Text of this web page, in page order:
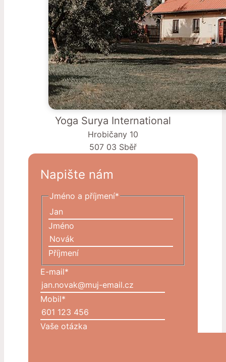
Yoga Surya International
Hrobičany 10
507 03 Sběř
Napište nám
Jméno a příjmení*
Jméno
Příjmení
E-mail*
Mobil*
Vaše otázka